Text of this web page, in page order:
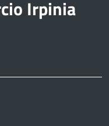
Irpinia